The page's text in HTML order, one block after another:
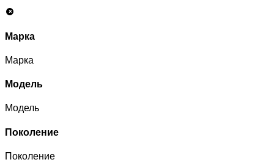
Марка
Марка
Модель
Модель
Поколение
Поколение